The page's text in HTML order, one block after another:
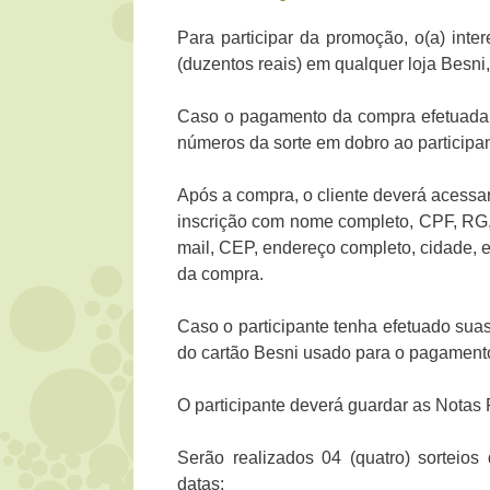
Para participar da promoção, o(a)
(duzentos reais) em qualquer loja
Caso o pagamento da compra
números da sorte em dobro ao
Após a compra, o cliente deverá
inscrição com nome completo, CPF,
mail, CEP, endereço completo, cidade,
da compra.
Caso o participante tenha efetuado
do cartão Besni usado para o
O participante deverá guardar as
Serão realizados 04 (quatro)
datas: